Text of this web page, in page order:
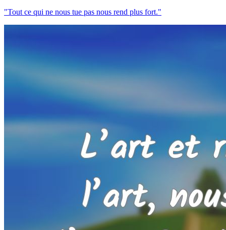
"Tout ce qui ne nous tue pas nous rend plus fort."